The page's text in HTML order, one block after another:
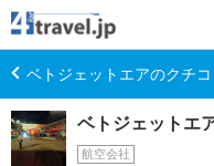
ベトジェットエアのクチ
ベトジェットエ
航空会社